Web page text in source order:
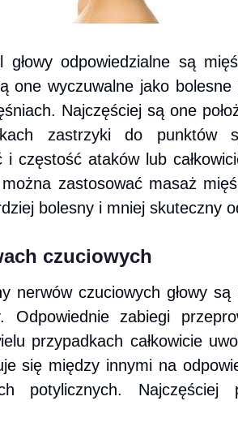
odpowiedzialne są
one wyczuwalne jako
Najczęściej są one
zastrzyki do punktów
i częstość ataków lub
zastosować masaż
bolesny i mniej skuteczny
czuciowych
nerwów czuciowych głowy są
Odpowiednie zabiegi
przypadkach całkowicie
się między innymi na
potylicznych. Najczęściej